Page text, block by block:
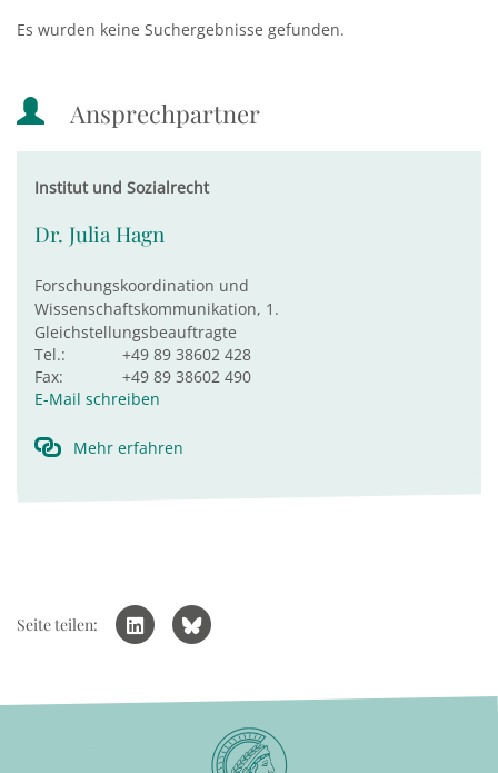
Es wurden keine Suchergebnisse gefunden.
Ansprechpartner
Institut und Sozialrecht
Dr. Julia Hagn
Forschungskoordination und
Wissenschaftskommunikation, 1.
Gleichstellungsbeauftragte
Tel.:
+49 89 38602 428
Fax:
+49 89 38602 490
E-Mail schreiben
Mehr erfahren
Seite teilen: